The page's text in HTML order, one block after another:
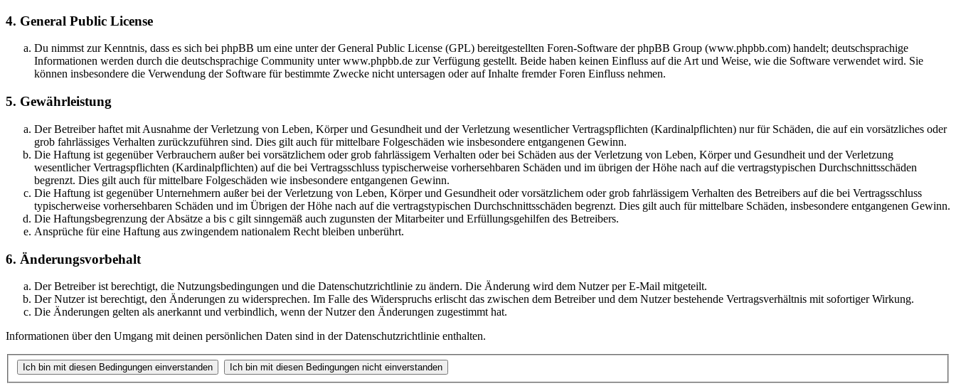
4. General Public License
Du nimmst zur Kenntnis, dass es sich bei phpBB um eine unter der General Public License (GPL) bereitgestellten Foren-Software der phpBB Group (www.phpbb.com) handelt; deutschsprachige
Informationen werden durch die deutschsprachige Community unter www.phpbb.de zur Verfügung gestellt. Beide haben keinen Einfluss auf die Art und Weise, wie die Software verwendet wird. Sie
können insbesondere die Verwendung der Software für bestimmte Zwecke nicht untersagen oder auf Inhalte fremder Foren Einfluss nehmen.
5. Gewährleistung
Der Betreiber haftet mit Ausnahme der Verletzung von Leben, Körper und Gesundheit und der Verletzung wesentlicher Vertragspflichten (Kardinalpflichten) nur für Schäden, die auf ein vorsätzliches oder
grob fahrlässiges Verhalten zurückzuführen sind. Dies gilt auch für mittelbare Folgeschäden wie insbesondere entgangenen Gewinn.
Die Haftung ist gegenüber Verbrauchern außer bei vorsätzlichem oder grob fahrlässigem Verhalten oder bei Schäden aus der Verletzung von Leben, Körper und Gesundheit und der Verletzung
wesentlicher Vertragspflichten (Kardinalpflichten) auf die bei Vertragsschluss typischerweise vorhersehbaren Schäden und im übrigen der Höhe nach auf die vertragstypischen Durchschnittsschäden
begrenzt. Dies gilt auch für mittelbare Folgeschäden wie insbesondere entgangenen Gewinn.
Die Haftung ist gegenüber Unternehmern außer bei der Verletzung von Leben, Körper und Gesundheit oder vorsätzlichem oder grob fahrlässigem Verhalten des Betreibers auf die bei Vertragsschluss
typischerweise vorhersehbaren Schäden und im Übrigen der Höhe nach auf die vertragstypischen Durchschnittsschäden begrenzt. Dies gilt auch für mittelbare Schäden, insbesondere entgangenen Gewinn.
Die Haftungsbegrenzung der Absätze a bis c gilt sinngemäß auch zugunsten der Mitarbeiter und Erfüllungsgehilfen des Betreibers.
Ansprüche für eine Haftung aus zwingendem nationalem Recht bleiben unberührt.
6. Änderungsvorbehalt
Der Betreiber ist berechtigt, die Nutzungsbedingungen und die Datenschutzrichtlinie zu ändern. Die Änderung wird dem Nutzer per E-Mail mitgeteilt.
Der Nutzer ist berechtigt, den Änderungen zu widersprechen. Im Falle des Widerspruchs erlischt das zwischen dem Betreiber und dem Nutzer bestehende Vertragsverhältnis mit sofortiger Wirkung.
Die Änderungen gelten als anerkannt und verbindlich, wenn der Nutzer den Änderungen zugestimmt hat.
Informationen über den Umgang mit deinen persönlichen Daten sind in der Datenschutzrichtlinie enthalten.